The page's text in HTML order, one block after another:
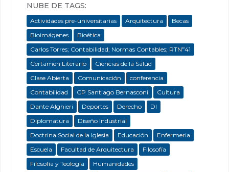
NUBE DE TAGS:
Actividades pre-universitarias Arquitectura
Becas
Bioimágenes
Bioética
Carlos Torres; Contabilidad; Normas Contables; RTNº41
Certamen Literario
Ciencias de la Salud
Clase Abierta
Comunicación
conferencia
Contabilidad
CP Santiago Bernasconi
Cultura
Dante Alghieri
Deportes Derecho
DI
Diplomatura
Diseño Industrial
Doctrina Social de la Iglesia
Educación
Enfermeria
Escuela
Facultad de Arquitectura
Filosofía
Filosofía y Teología
Humanidades